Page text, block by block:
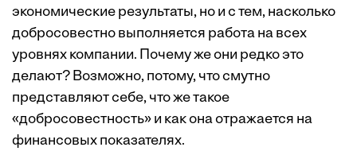
экономические результаты, но и с тем, насколько
добросовест­но выполняется работа на всех
уровнях компании. Почему же они редко это
делают? Возможно, потому, что смутно
представляют себе, что же такое
«добросовестность» и как она отражается на
финансовых показателях.